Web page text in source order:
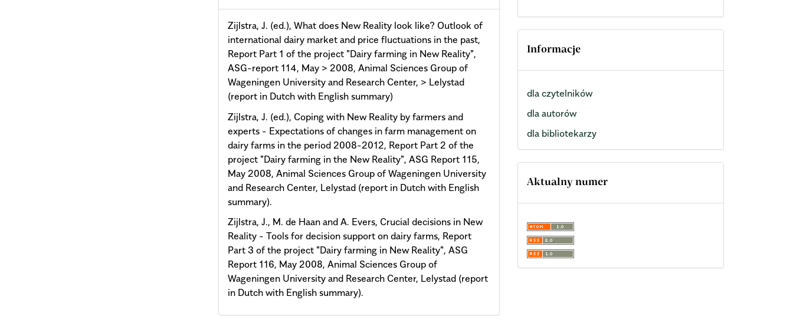
Zijlstra, J. (ed.), What does New Reality look like? Outlook of
international dairy market and price fluctuations in the past,
Report Part 1 of the project "Dairy farming in New Reality",
ASG-report 114, May > 2008, Animal Sciences Group of
Wageningen University and Research Center, > Lelystad
(report in Dutch with English summary)
Zijlstra, J. (ed.), Coping with New Reality by farmers and
experts - Expectations of changes in farm management on
dairy farms in the period 2008-2012, Report Part 2 of the
project "Dairy farming in the New Reality", ASG Report 115,
May 2008, Animal Sciences Group of Wageningen University
and Research Center, Lelystad (report in Dutch with English
summary).
Zijlstra, J., M. de Haan and A. Evers, Crucial decisions in New
Reality - Tools for decision support on dairy farms, Report
Part 3 of the project "Dairy farming in New Reality", ASG
Report 116, May 2008, Animal Sciences Group of
Wageningen University and Research Center, Lelystad (report
in Dutch with English summary).
Informacje
dla czytelników
dla autorów
dla bibliotekarzy
Aktualny numer